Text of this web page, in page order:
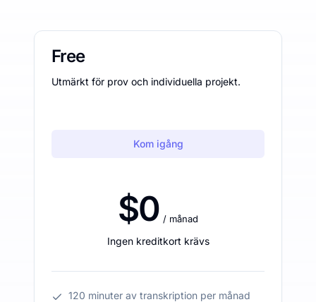
Free
Utmärkt för prov och individuella projekt.
Kom igång
$0 / månad
Ingen kreditkort krävs
120 minuter av transkription per månad